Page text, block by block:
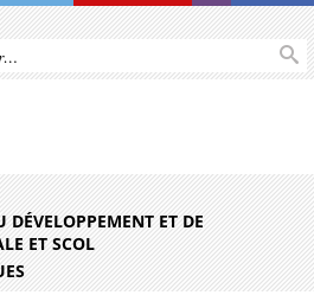
DÉVELOPPEMENT ET DE
ET SCOL